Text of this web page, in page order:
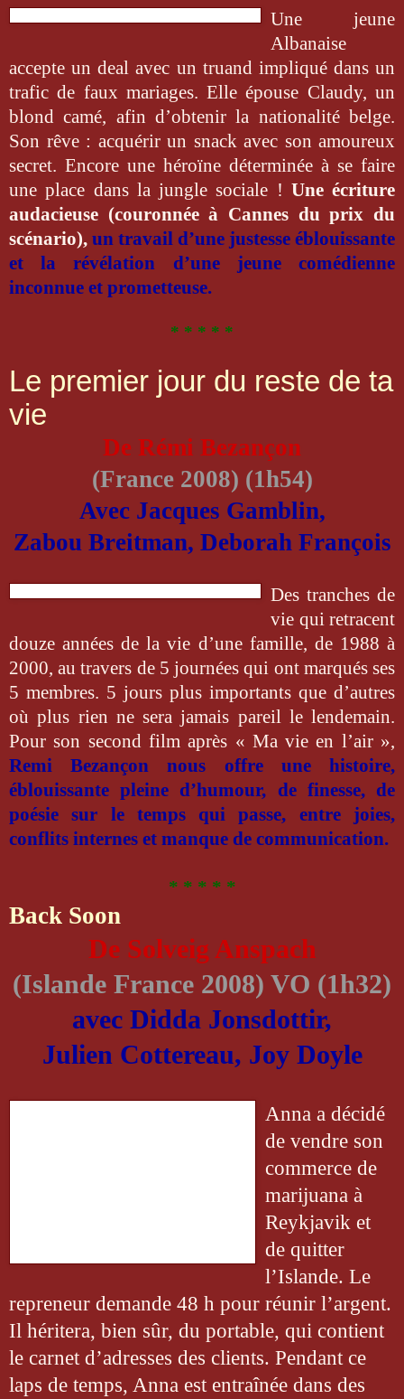
Une jeune
Albanaise
accepte un deal avec un truand impliqué dans un
trafic de faux mariages. Elle épouse Claudy, un
blond camé, afin d’obtenir la nationalité belge.
Son rêve : acquérir un snack avec son amoureux
secret. Encore une héroïne déterminée à se faire
une place dans la jungle sociale ! Une écriture
audacieuse (couronnée à Cannes du prix du
scénario), un travail d’une justesse éblouissante
et la révélation d’une jeune comédienne
inconnue et prometteuse.
* * * * *
Le premier jour du reste de ta
vie
De Rémi Bezançon
(France 2008) (1h54)
Avec Jacques Gamblin,
Zabou Breitman, Deborah François
Des tranches de
vie qui retracent
douze années de la vie d’une famille, de 1988 à
2000, au travers de 5 journées qui ont marqués ses
5 membres. 5 jours plus importants que d’autres
où plus rien ne sera jamais pareil le lendemain.
Pour son second film après « Ma vie en l’air »,
Remi Bezançon nous offre une histoire,
éblouissante pleine d’humour, de finesse, de
poésie sur le temps qui passe, entre joies,
conflits internes et manque de communication.
* * * * *
Back Soon
De Solveig Anspach
(Islande France 2008) VO (1h32)
avec Didda Jonsdottir,
Julien Cottereau, Joy Doyle
Anna a décidé
de vendre son
commerce de
marijuana à
Reykjavik et
de quitter
l’Islande. Le
repreneur demande 48 h pour réunir l’argent.
Il héritera, bien sûr, du portable, qui contient
le carnet d’adresses des clients. Pendant ce
laps de temps, Anna est entraînée dans des